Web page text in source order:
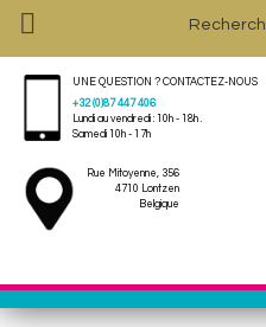

UNE QUESTION ? CONTACTEZ-NOUS
+32 (0)87 447 406
Lundi au vendredi : 10h - 18h .
Samedi 10h - 17h
Rue Mitoyenne, 356
4710 Lontzen
Belgique